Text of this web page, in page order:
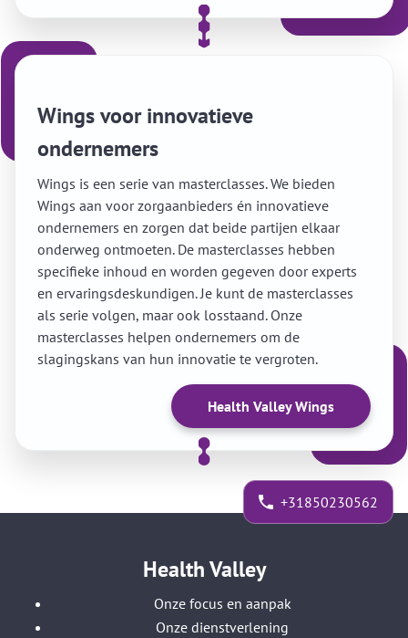
Wings voor innovatieve
ondernemers
Wings is een serie van masterclasses. We bieden
Wings aan voor zorgaanbieders én innovatieve
ondernemers en zorgen dat beide partijen elkaar
onderweg ontmoeten. De masterclasses hebben
specifieke inhoud en worden gegeven door experts
en ervaringsdeskundigen. Je kunt de masterclasses
als serie volgen, maar ook losstaand. Onze
masterclasses helpen ondernemers om de
slagingskans van hun innovatie te vergroten.
Health Valley Wings
+31850230562
Health Valley
Onze focus en aanpak
Onze dienstverlening